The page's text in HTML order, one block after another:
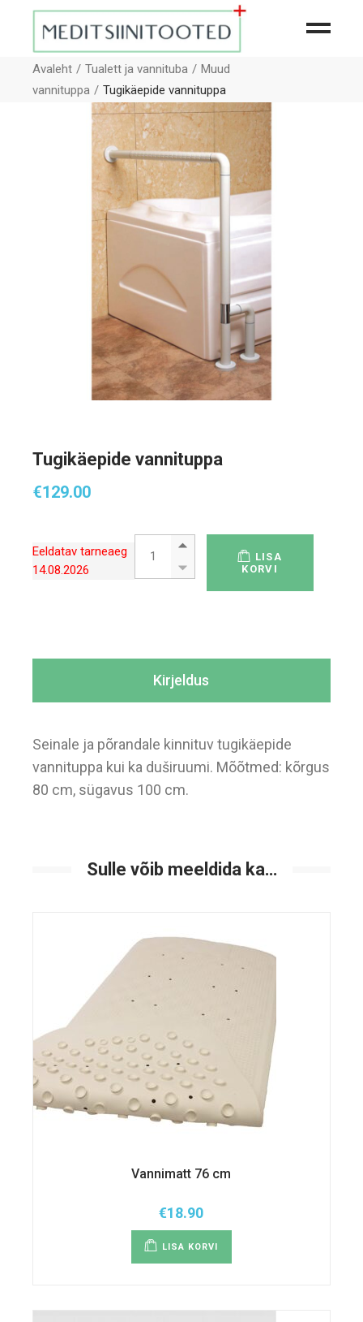
Avaleht Tualett ja vannituba
Muud
vannituppa
Tugikäepide vannituppa
Tugikäepide vannituppa
€129.00
Eeldatav tarneaeg
14.08.2026
Tugikäepide vannituppa quantity
LISA
KORVI
Kirjeldus
Seinale ja põrandale kinnituv tugikäepide
vannituppa kui ka duširuumi. Mõõtmed: kõrgus
80 cm, sügavus 100 cm.
Sulle võib meeldida ka…
Vannimatt 76 cm
€18.90
LISA KORVI